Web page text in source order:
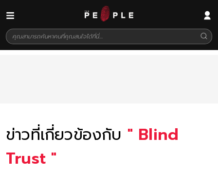
ข่าวที่เกี่ยวข้องกับ " Blind
Trust "